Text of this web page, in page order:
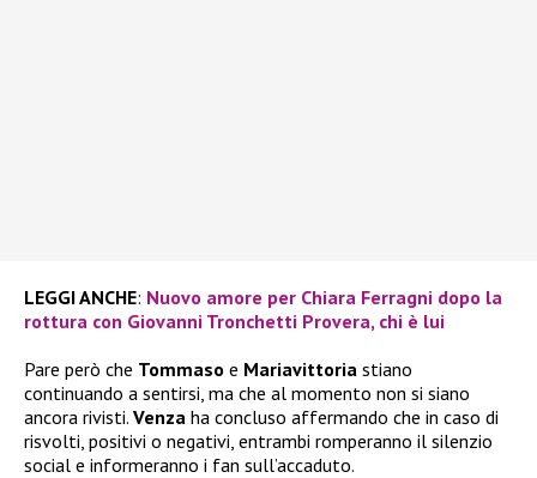
LEGGI ANCHE: Nuovo amore per Chiara Ferragni dopo la
rottura con Giovanni Tronchetti Provera, chi è lui
Pare però che Tommaso e Mariavittoria stiano
continuando a sentirsi, ma che al momento non si siano
ancora rivisti. Venza ha concluso affermando che in caso di
risvolti, positivi o negativi, entrambi romperanno il silenzio
social e informeranno i fan sull’accaduto.